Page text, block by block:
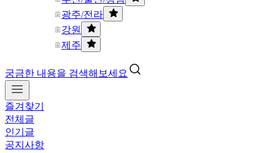
광주/전라
강원
제주
궁금한 내용을 검색해보세요
즐겨찾기
전체글
인기글
공지사항